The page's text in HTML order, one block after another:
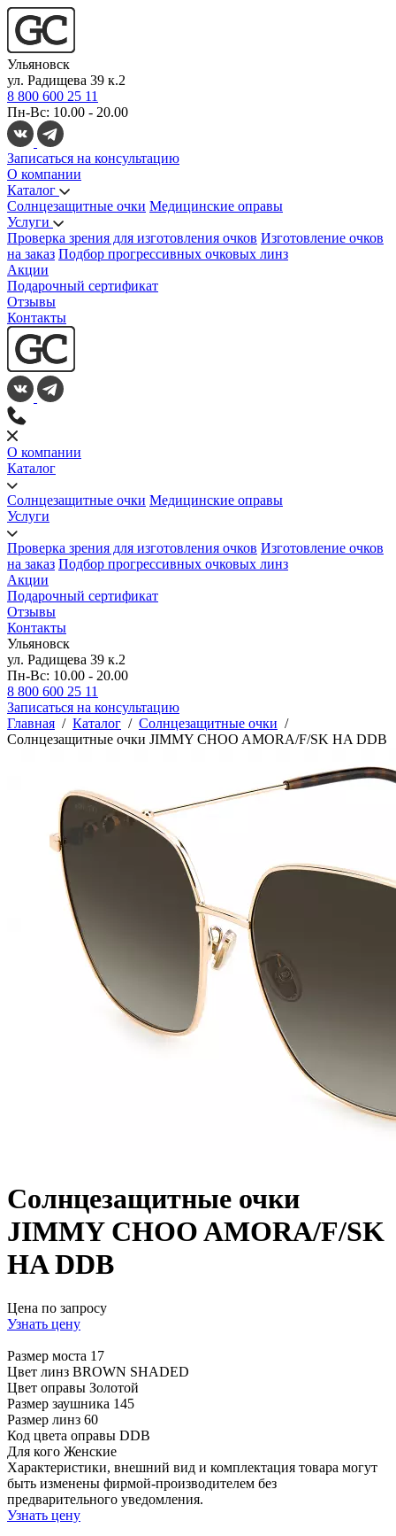
Ульяновск
ул. Радищева 39 к.2
8 800 600 25 11
Пн-Вс: 10.00 - 20.00
Записаться на консультацию
О компании
Каталог
Солнцезащитные очки Медицинские оправы
Услуги
Проверка зрения для изготовления очков Изготовление очков
на заказ Подбор прогрессивных очковых линз
Акции
Подарочный сертификат
Отзывы
Контакты
О компании
Каталог
Солнцезащитные очки Медицинские оправы
Услуги
Проверка зрения для изготовления очков Изготовление очков
на заказ Подбор прогрессивных очковых линз
Акции
Подарочный сертификат
Отзывы
Контакты
Ульяновск
ул. Радищева 39 к.2
Пн-Вс: 10.00 - 20.00
8 800 600 25 11
Записаться на консультацию
Главная / Каталог / Солнцезащитные очки /
Солнцезащитные очки JIMMY CHOO AMORA/F/SK HA DDB
Солнцезащитные очки
JIMMY CHOO AMORA/F/SK
HA DDB
Цена по запросу
Узнать цену
Размер моста 17
Цвет линз BROWN SHADED
Цвет оправы Золотой
Размер заушника 145
Размер линз 60
Код цвета оправы DDB
Для кого Женские
Характеристики, внешний вид и комплектация товара могут
быть изменены фирмой-производителем без
предварительного уведомления.
Узнать цену